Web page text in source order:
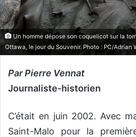
Un homme dépose son coquelicot sur la
Ottawa, le jour du Souvenir. Photo : PC/Adrian
Par Pierre Vennat
Journaliste-historien
C’était en juin 2002. Avec
Saint-Malo pour la